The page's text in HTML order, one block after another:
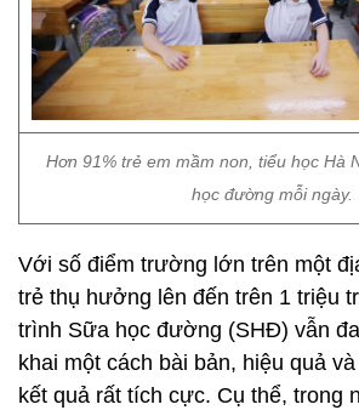
Hơn 91% trẻ em mầm non, tiểu học Hà
học đường mỗi ngày.
Với số điểm trường lớn trên một
trẻ thụ hưởng lên đến trên 1 triệu
trình Sữa học đường (SHĐ) vẫn
khai một cách bài bản, hiệu quả
kết quả rất tích cực. Cụ thể, trong